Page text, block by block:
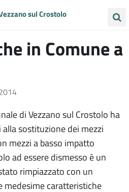
sul Crostolo
VIVI VEZZANO
MATILDICHE
in Comune a
di Vezzano sul Crostolo ha
sostituzione dei mezzi
mezzi a basso impatto
ad essere dismesso è un
rimpiazzato con un
medesime caratteristiche